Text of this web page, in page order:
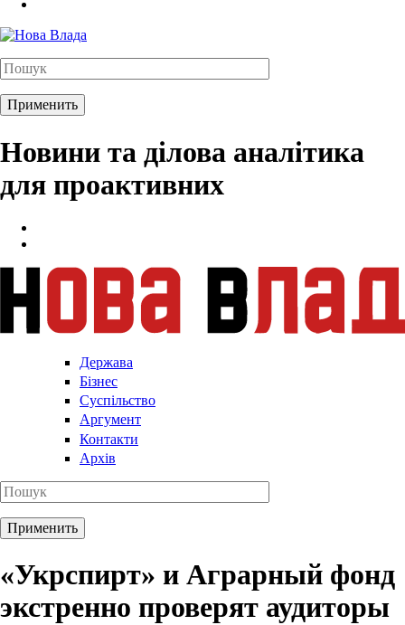
Новини та ділова аналітика
для проактивних
Держава
Бізнес
Суспільство
Аргумент
Контакти
Архів
«Укрспирт» и Аграрный фонд
экстренно проверят аудиторы